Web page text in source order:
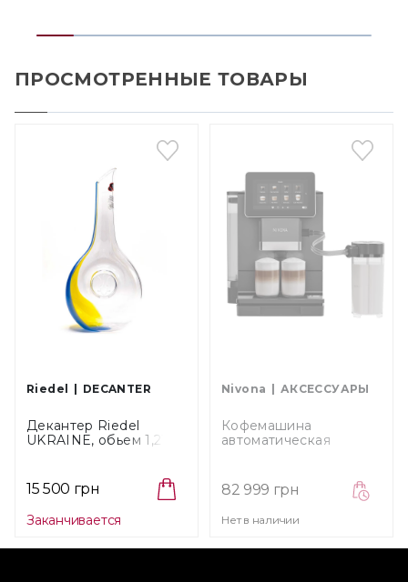
ПРОСМОТРЕННЫЕ ТОВАРЫ
Riedel DECANTER
Декантер Riedel
UKRAINE, обьем 1,21 л
15 500 грн
Заканчивается
Nivona АКСЕССУАРЫ
Кофемашина
автоматическая
82 999 грн
Нет в наличии